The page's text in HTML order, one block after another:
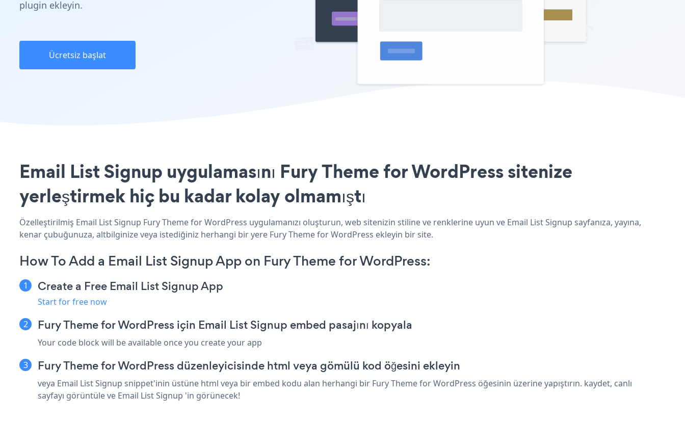
plugin ekleyin.
Ücretsiz başlat
Email List Signup uygulamasını Fury Theme for WordPress sitenize
yerleştirmek hiç bu kadar kolay olmamıştı
Özelleştirilmiş Email List Signup Fury Theme for WordPress uygulamanızı oluşturun, web sitenizin stiline ve renklerine uyun ve Email List Signup sayfanıza, yayına,
kenar çubuğunuza, altbilginize veya istediğiniz herhangi bir yere Fury Theme for WordPress ekleyin bir site.
How To Add a Email List Signup App on Fury Theme for WordPress:
Create a Free Email List Signup App
Start for free now
Fury Theme for WordPress için Email List Signup embed pasajını kopyala
Your code block will be available once you create your app
Fury Theme for WordPress düzenleyicisinde html veya gömülü kod öğesini ekleyin
veya Email List Signup snippet'inin üstüne html veya bir embed kodu alan herhangi bir Fury Theme for WordPress öğesinin üzerine yapıştırın. kaydet, canlı
sayfayı görüntüle ve Email List Signup 'in görünecek!